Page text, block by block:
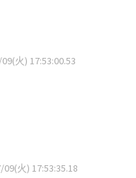
火) 17:53:00.53
09(火) 17:53:35.18